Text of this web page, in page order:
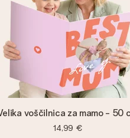
voščilnica za mamo - 50
14,99 €